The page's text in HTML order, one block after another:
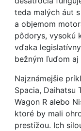
teda malých áut
a objemom
pôdorys, vysokú
vďaka
bežným ľuďom aj
Najznámejšie
Spacia, Daihatsu
Wagon R alebo
ktoré by mali
prestížou. Ich